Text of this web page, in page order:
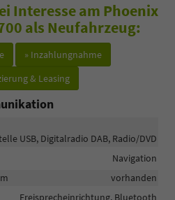
Interesse am Phoenix
als Neufahrzeug:
» Inzahlungnahme
& Leasing
USB, Digitalradio DAB, Radio/DVD
Navigation
vorhanden
Freisprecheinrichtung, Bluetooth